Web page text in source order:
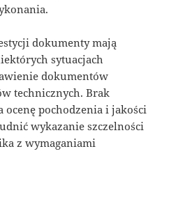
dokumenty mają
sytuacjach
dokumentów
technicznych. Brak
pochodzenia i jakości
wykazanie szczelności
z wymaganiami